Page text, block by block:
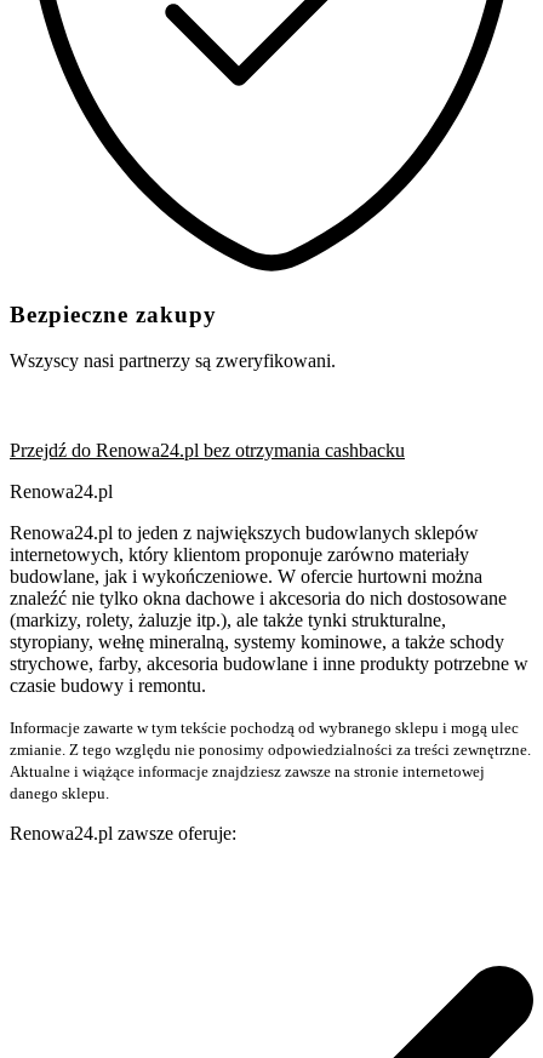
Bezpieczne zakupy
Wszyscy nasi partnerzy są zweryfikowani.
Przejdź do Renowa24.pl bez otrzymania cashbacku
Renowa24.pl
Renowa24.pl to jeden z największych budowlanych sklepów
internetowych, który klientom proponuje zarówno materiały
budowlane, jak i wykończeniowe. W ofercie hurtowni można
znaleźć nie tylko okna dachowe i akcesoria do nich dostosowane
(markizy, rolety, żaluzje itp.), ale także tynki strukturalne,
styropiany, wełnę mineralną, systemy kominowe, a także schody
strychowe, farby, akcesoria budowlane i inne produkty potrzebne w
czasie budowy i remontu.
Informacje zawarte w tym tekście pochodzą od wybranego sklepu i mogą ulec
zmianie. Z tego względu nie ponosimy odpowiedzialności za treści zewnętrzne.
Aktualne i wiążące informacje znajdziesz zawsze na stronie internetowej
danego sklepu.
Renowa24.pl zawsze oferuje: